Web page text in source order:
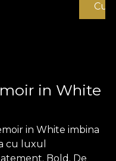
in White
in White imbina
cu luxul
Bold. De